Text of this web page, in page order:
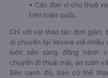
• Các đơn vị cho thuê
trên toàn quốc.
Chỉ với vài thao tác đơn
di chuyển tại Vexere với
luôn sẵn sàng đồng hành
chuyến đi thoải mái, an toàn
Bên cạnh đó, bạn có thể